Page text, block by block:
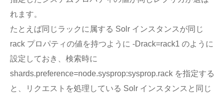
れます。
たとえば同じラックに属する Solr インスタンスが同じ
rack プロパティの値を持つように -Drack=rack1 のように
設定しておき、検索時に
shards.preference=node.sysprop:sysprop.rack を指定する
と、リクエストを処理している Solr インスタンスと同じ